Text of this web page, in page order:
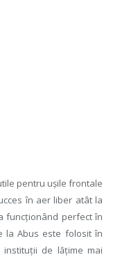
pentru uşile frontale
în aer liber atât la
funcţionând perfect în
la Abus este folosit în
instituţii de lăţime mai